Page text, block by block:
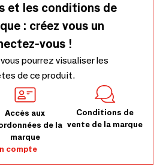
et les conditions de
: créez vous un
vous !
pourrez visualiser les
de ce produit.
Accès aux
de la
marque
Conditions de
vente de la marque
compte